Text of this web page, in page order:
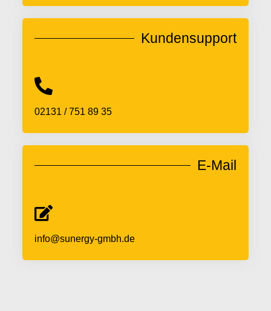
Kundensupport
02131 / 751 89 35
E-Mail
info@sunergy-gmbh.de